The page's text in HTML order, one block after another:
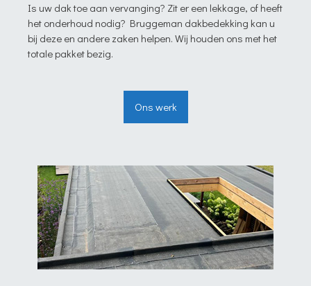
Is uw dak toe aan vervanging? Zit er een lekkage, of heeft
het onderhoud nodig? Bruggeman dakbedekking kan u
bij deze en andere zaken helpen. Wij houden ons met het
totale pakket bezig.
Ons werk